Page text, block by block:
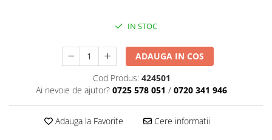
Dispensere prosoape pliate (Z)
Dispensere pungi igiena feminina
Dispensere rola hartie industriala
IN STOC
ADAUGA IN COS
Cod Produs: 424501
Ai nevoie de ajutor? 0725 578 051 / 0720 341 946
Adauga la Favorite Cere informatii